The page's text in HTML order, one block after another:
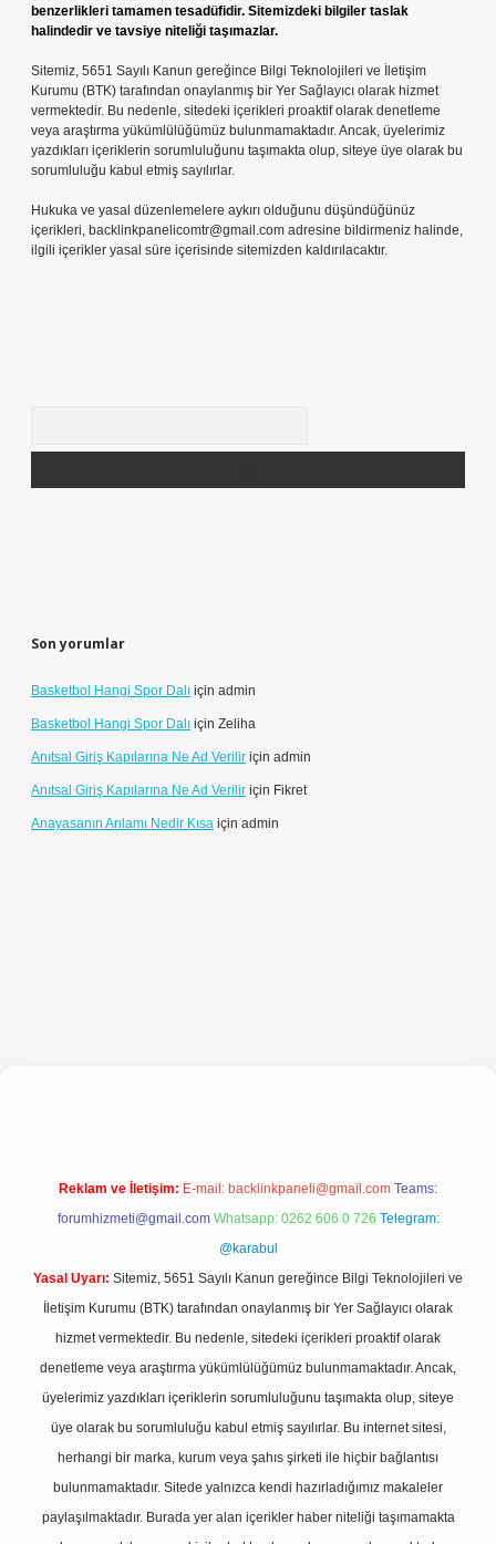
benzerlikleri tamamen tesadüfidir. Sitemizdeki bilgiler taslak
halindedir ve tavsiye niteliği taşımazlar.
Sitemiz, 5651 Sayılı Kanun gereğince Bilgi Teknolojileri ve İletişim
Kurumu (BTK) tarafından onaylanmış bir Yer Sağlayıcı olarak hizmet
vermektedir. Bu nedenle, sitedeki içerikleri proaktif olarak denetleme
veya araştırma yükümlülüğümüz bulunmamaktadır. Ancak, üyelerimiz
yazdıkları içeriklerin sorumluluğunu taşımakta olup, siteye üye olarak bu
sorumluluğu kabul etmiş sayılırlar.
Hukuka ve yasal düzenlemelere aykırı olduğunu düşündüğünüz
içerikleri, backlinkpanelicomtr@gmail.com adresine bildirmeniz halinde,
ilgili içerikler yasal süre içerisinde sitemizden kaldırılacaktır.
Son yorumlar
Basketbol Hangi Spor Dalı için admin
Basketbol Hangi Spor Dalı için Zeliha
Anıtsal Giriş Kapılarına Ne Ad Verilir için admin
Anıtsal Giriş Kapılarına Ne Ad Verilir için Fikret
Anayasanın Anlamı Nedir Kısa için admin
Reklam ve İletişim: E-mail: backlinkpaneli@gmail.com Teams:
forumhizmeti@gmail.com Whatsapp: 0262 606 0 726 Telegram:
@karabul
Yasal Uyarı: Sitemiz, 5651 Sayılı Kanun gereğince Bilgi Teknolojileri ve
İletişim Kurumu (BTK) tarafından onaylanmış bir Yer Sağlayıcı olarak
hizmet vermektedir. Bu nedenle, sitedeki içerikleri proaktif olarak
denetleme veya araştırma yükümlülüğümüz bulunmamaktadır. Ancak,
üyelerimiz yazdıkları içeriklerin sorumluluğunu taşımakta olup, siteye
üye olarak bu sorumluluğu kabul etmiş sayılırlar. Bu internet sitesi,
herhangi bir marka, kurum veya şahıs şirketi ile hiçbir bağlantısı
bulunmamaktadır. Sitede yalnızca kendi hazırladığımız makaleler
paylaşılmaktadır. Burada yer alan içerikler haber niteliği taşımamakta